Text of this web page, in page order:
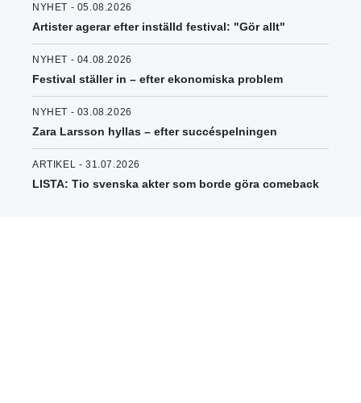
NYHET - 05.08.2026
Artister agerar efter inställd festival: "Gör allt"
NYHET - 04.08.2026
Festival ställer in – efter ekonomiska problem
NYHET - 03.08.2026
Zara Larsson hyllas – efter succéspelningen
ARTIKEL - 31.07.2026
LISTA: Tio svenska akter som borde göra comeback